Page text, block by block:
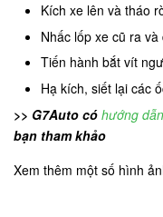
Kích xe lên và tháo
Nhấc lốp xe cũ ra
Tiến hành bắt vít
Hạ kích, siết lại các
>> G7Auto có hướng
bạn tham khảo
Xem thêm một số hình